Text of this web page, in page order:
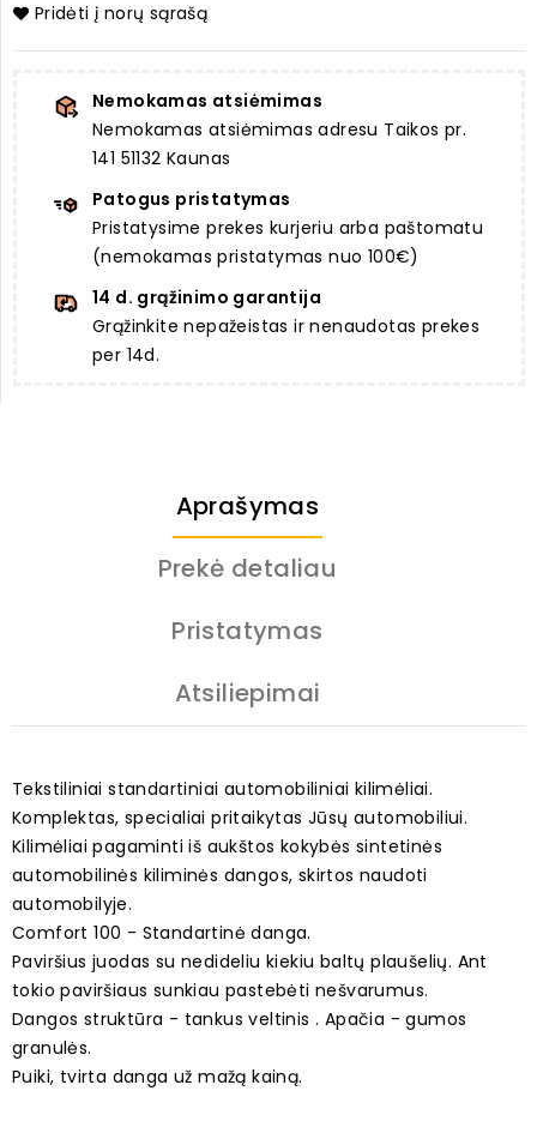
Pridėti į norų sąrašą
Nemokamas atsiėmimas
Nemokamas atsiėmimas adresu Taikos pr.
141 51132 Kaunas
Patogus pristatymas
Pristatysime prekes kurjeriu arba paštomatu
(nemokamas pristatymas nuo 100€)
14 d. grąžinimo garantija
Grąžinkite nepažeistas ir nenaudotas prekes
per 14d.
Aprašymas
Prekė detaliau
Pristatymas
Atsiliepimai
Tekstiliniai standartiniai automobiliniai kilimėliai.
Komplektas, specialiai pritaikytas Jūsų automobiliui.
Kilimėliai pagaminti iš aukštos kokybės sintetinės
automobilinės kiliminės dangos, skirtos naudoti
automobilyje.
Comfort 100 - Standartinė danga.
Paviršius juodas su nedideliu kiekiu baltų plaušelių. Ant
tokio paviršiaus sunkiau pastebėti nešvarumus.
Dangos struktūra - tankus veltinis . Apačia - gumos
granulės.
Puiki, tvirta danga už mažą kainą.